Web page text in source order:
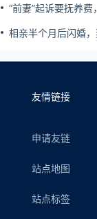
“前妻”起诉要抚养
相亲半个月后闪婚
病，撤销两人婚姻
友情链接
申请友链
站点地图
站点标签